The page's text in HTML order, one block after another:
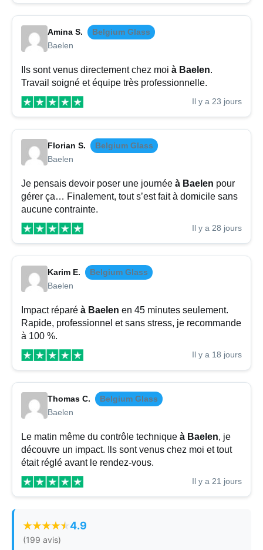
Amina S.
Belgium Glass
Baelen
Ils sont venus directement chez moi à Baelen.
Travail soigné et équipe très professionnelle.
Il y a 23 jours
Florian S.
Belgium Glass
Baelen
Je pensais devoir poser une journée à Baelen pour
gérer ça… Finalement, tout s’est fait à domicile sans
aucune contrainte.
Il y a 28 jours
Karim E.
Belgium Glass
Baelen
Impact réparé à Baelen en 45 minutes seulement.
Rapide, professionnel et sans stress, je recommande
à 100 %.
Il y a 18 jours
Thomas C.
Belgium Glass
Baelen
Le matin même du contrôle technique à Baelen, je
découvre un impact. Ils sont venus chez moi et tout
était réglé avant le rendez-vous.
Il y a 21 jours
4.9
(199 avis)